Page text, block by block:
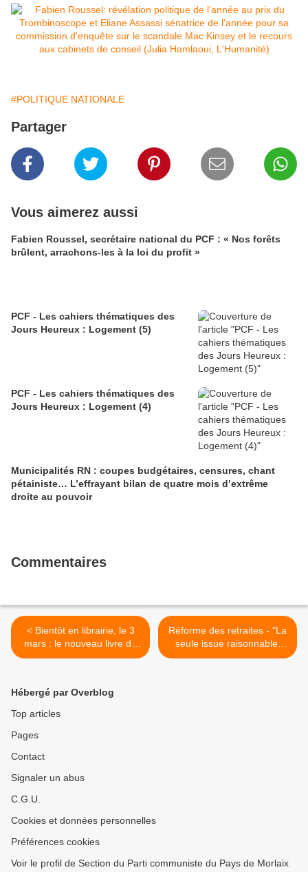
#POLITIQUE NATIONALE
Partager
Vous aimerez aussi
Fabien Roussel, secrétaire national du PCF : « Nos forêts
brûlent, arrachons-les à la loi du profit »
PCF - Les cahiers thématiques des
Jours Heureux : Logement (5)
PCF - Les cahiers thématiques des
Jours Heureux : Logement (4)
Municipalités RN : coupes budgétaires, censures, chant
pétainiste… L’effrayant bilan de quatre mois d’extrême
droite au pouvoir
Commentaires
< Bientôt en librairie, le 3
mars : le nouveau livre de
Guy Darol: Village fantôme
Réforme des retraites - "La
seule issue raisonnable,
c'est le retrait!" - Interview
Hébergé par Overblog
Top articles
Pages
Contact
Signaler un abus
C.G.U.
Cookies et données personnelles
Préférences cookies
Voir le profil de Section du Parti communiste du Pays de Morlaix